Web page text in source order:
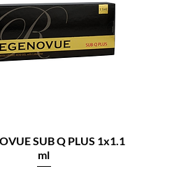
SUB Q PLUS 1x1.1
ml